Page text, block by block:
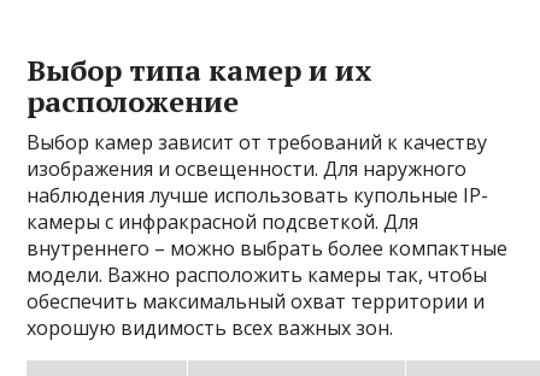
Выбор типа камер и их
расположение
Выбор камер зависит от требований к качеству
изображения и освещенности. Для наружного
наблюдения лучше использовать купольные IP-
камеры с инфракрасной подсветкой. Для
внутреннего – можно выбрать более компактные
модели. Важно расположить камеры так, чтобы
обеспечить максимальный охват территории и
хорошую видимость всех важных зон.